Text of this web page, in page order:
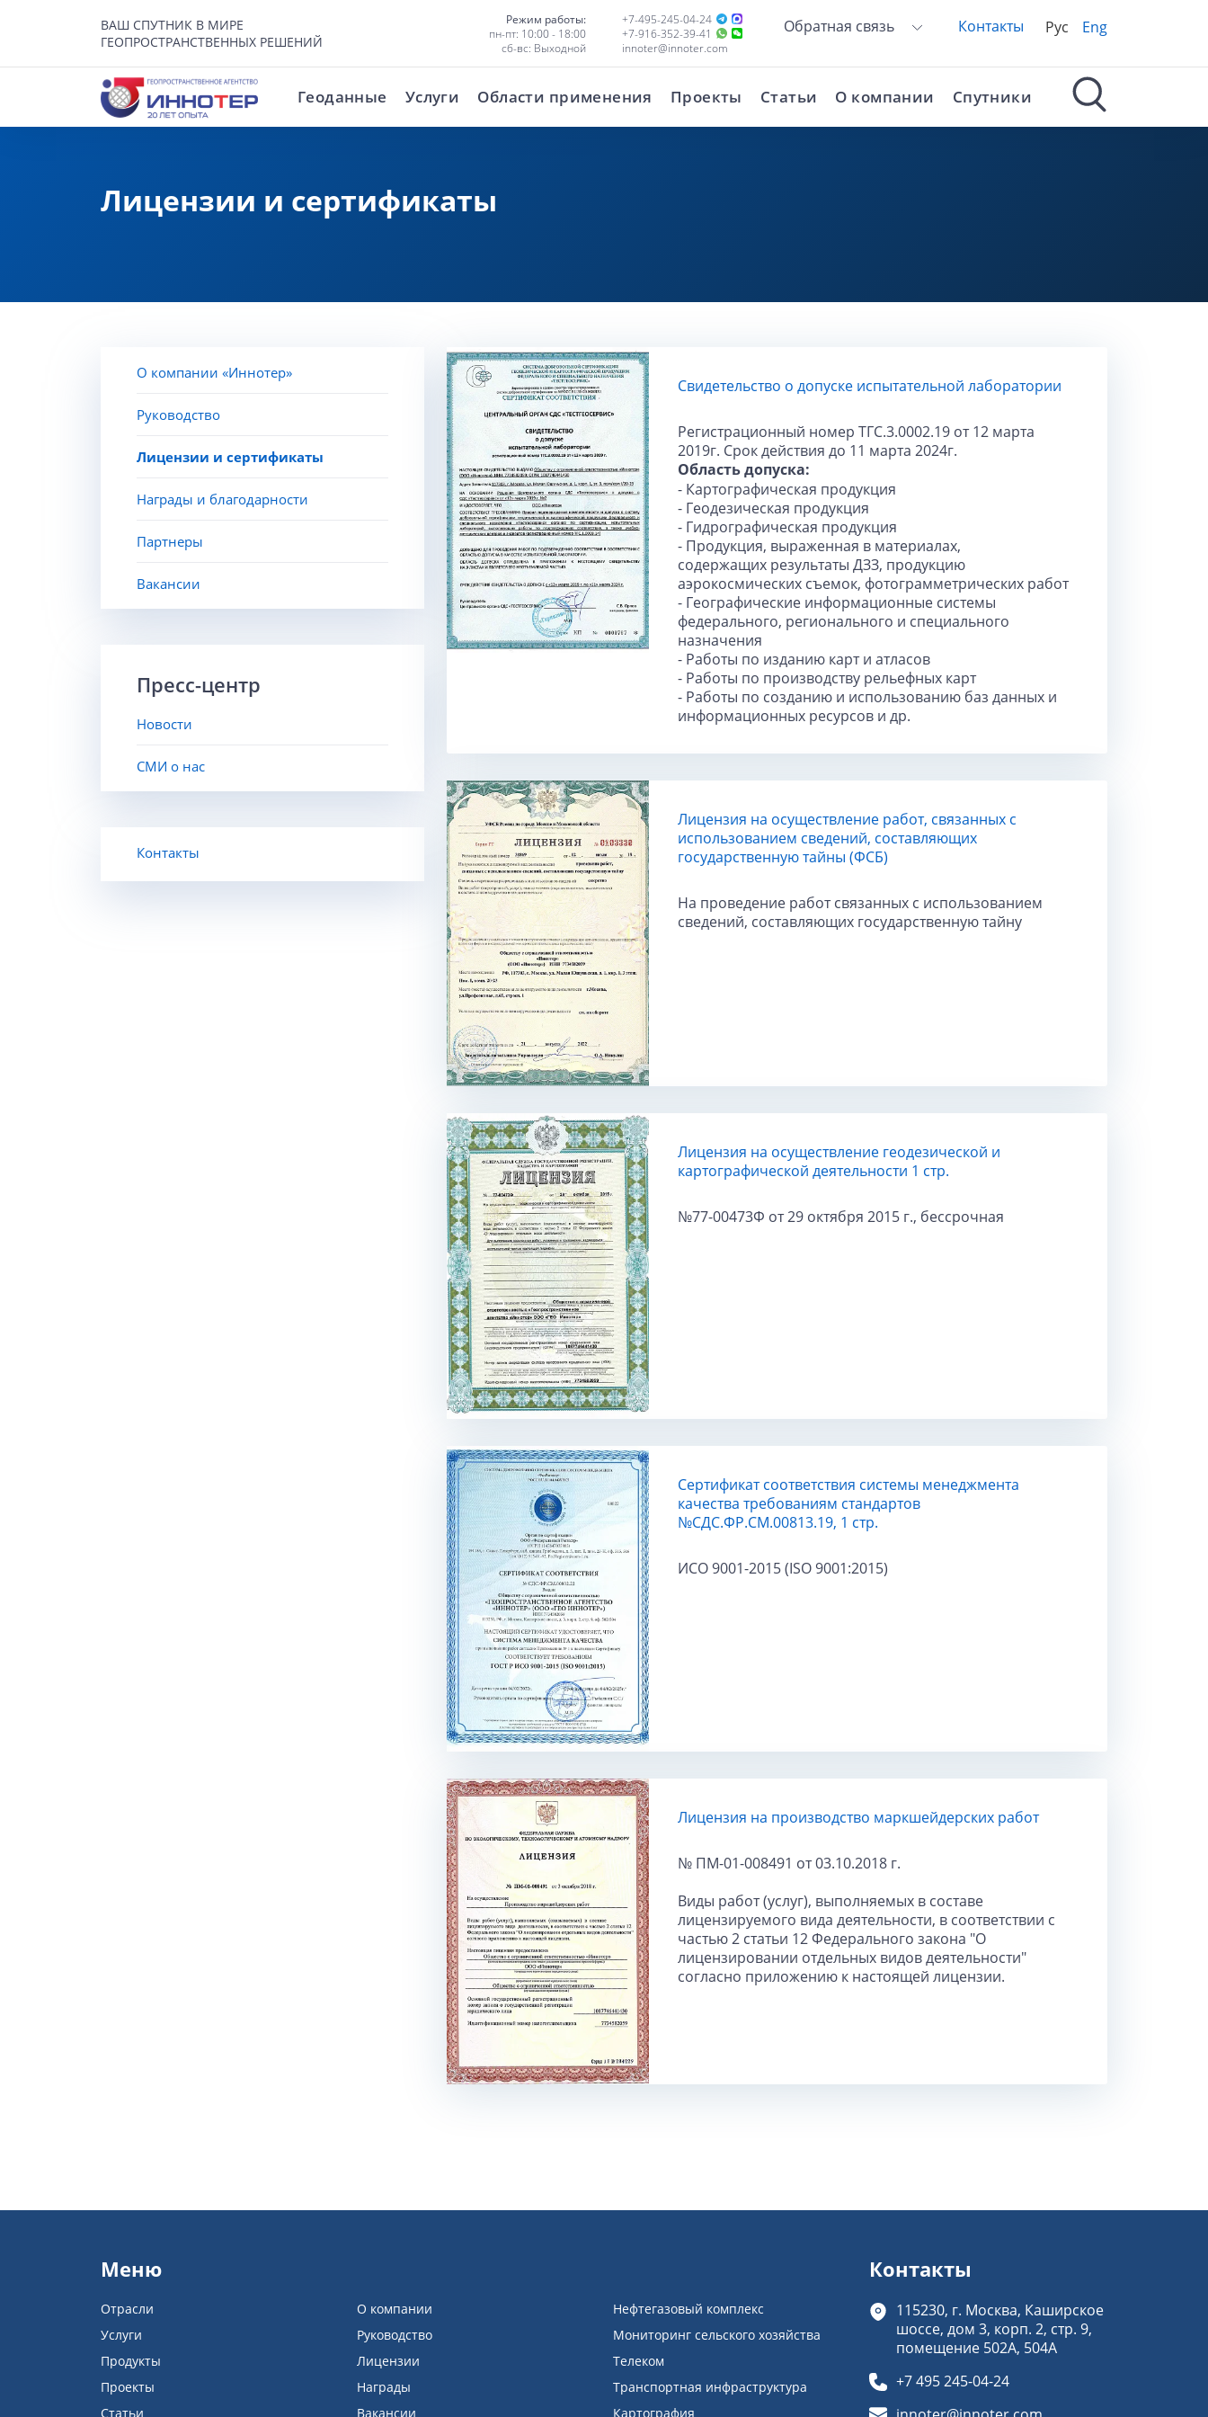
ВАШ СПУТНИК В МИРЕ
ГЕОПРОСТРАНСТВЕННЫХ РЕШЕНИЙ
Режим работы:
пн-пт: 10:00 - 18:00
сб-вс: Выходной
+7-495-245-04-24
+7-916-352-39-41
innoter@innoter.com
Обратная связь Контакты Рус Eng
Геоданные Услуги Области применения Проекты Статьи О компании Спутники
Лицензии и сертификаты
О компании «Иннотер»
Руководство
Лицензии и сертификаты
Награды и благодарности
Партнеры
Вакансии
Пресс-центр
Новости
СМИ о нас
Контакты
Свидетельство о допуске испытательной лаборатории
Регистрационный номер ТГС.3.0002.19 от 12 марта
2019г. Срок действия до 11 марта 2024г.
Область допуска:
- Картографическая продукция
- Геодезическая продукция
- Гидрографическая продукция
- Продукция, выраженная в материалах,
содержащих результаты ДЗЗ, продукцию
аэрокосмических съемок, фотограмметрических работ
- Географические информационные системы
федерального, регионального и специального
назначения
- Работы по изданию карт и атласов
- Работы по производству рельефных карт
- Работы по созданию и использованию баз данных и
информационных ресурсов и др.
Лицензия на осуществление работ, связанных с
использованием сведений, составляющих
государственную тайны (ФСБ)
На проведение работ связанных с использованием
сведений, составляющих государственную тайну
Лицензия на осуществление геодезической и
картографической деятельности 1 стр.
№77-00473Ф от 29 октября 2015 г., бессрочная
Сертификат соответствия системы менеджмента
качества требованиям стандартов
№СДС.ФР.СМ.00813.19, 1 стр.
ИСО 9001-2015 (ISO 9001:2015)
Лицензия на производство маркшейдерских работ
№ ПМ-01-008491 от 03.10.2018 г.
Виды работ (услуг), выполняемых в составе
лицензируемого вида деятельности, в соответствии с
частью 2 статьи 12 Федерального закона "О
лицензировании отдельных видов деятельности"
согласно приложению к настоящей лицензии.
Меню
Отрасли
Услуги
Продукты
Проекты
Статьи
О компании
Руководство
Лицензии
Награды
Вакансии
Нефтегазовый комплекс
Мониторинг сельского хозяйства
Телеком
Транспортная инфраструктура
Картография
Контакты
115230, г. Москва, Каширское
шоссе, дом 3, корп. 2, стр. 9,
помещение 502А, 504А
+7 495 245-04-24